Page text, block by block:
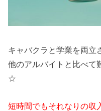
キャバクラと学業を両立
他のアルバイトと比べて
☆
短時間でもそれなりの収